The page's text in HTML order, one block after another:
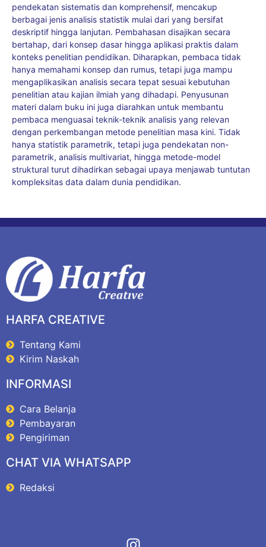
pendekatan sistematis dan komprehensif, mencakup
berbagai jenis analisis statistik mulai dari yang bersifat
deskriptif hingga lanjutan. Pembahasan disajikan secara
bertahap, dari konsep dasar hingga aplikasi praktis dalam
konteks penelitian pendidikan. Diharapkan, pembaca tidak
hanya memahami konsep dan rumus, tetapi juga mampu
mengaplikasikan analisis secara tepat sesuai kebutuhan
penelitian atau kajian ilmiah yang dihadapi. Penyusunan
materi dalam buku ini juga diarahkan untuk membantu
pembaca menguasai teknik-teknik analisis yang relevan
dengan perkembangan metode penelitian masa kini. Tidak
hanya statistik parametrik, tetapi juga pendekatan non-
parametrik, analisis multivariat, hingga metode-model
struktural turut dihadirkan sebagai upaya menjawab tuntutan
kompleksitas data dalam dunia pendidikan.
HARFA CREATIVE
Tentang Kami
Kirim Naskah
INFORMASI
Cara Belanja
Pembayaran
Pengiriman
CHAT VIA WHATSAPP
Redaksi